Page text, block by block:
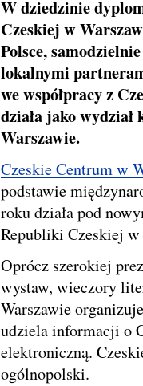
W dziedzinie
Czeskiej w
Polsce,
lokalnymi
we współpracy z
działa jako
Warszawie.
Czeskie Centrum w
podstawie
roku działa pod
Republiki Czeskiej
Oprócz szerokiej
wystaw, wieczory
Warszawie
udziela informacji o
elektroniczną.
ogólnopolski.